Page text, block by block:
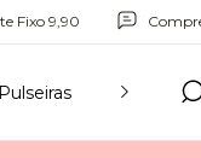
Fixo 9,90
Pulseiras